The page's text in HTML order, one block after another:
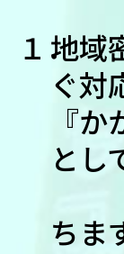
地域
ぐ対
『
とし
ちま